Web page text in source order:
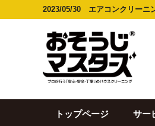
2023/05/30 エアコンクリーニ
トップページ サー